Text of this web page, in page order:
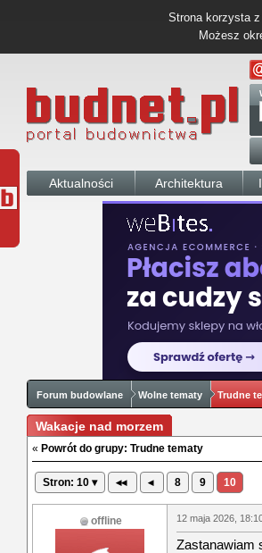
Strona korzysta
Możesz
Aktualności Architektura
Forum budowlane Wolne tematy Trudne
Wakacje nad morzem
« Powrót do grupy: Trudne tematy
Stron: 10 ▾ ◂◂ ◂ 8 9 10
offline 12 maja 2026,
Zastanawiam